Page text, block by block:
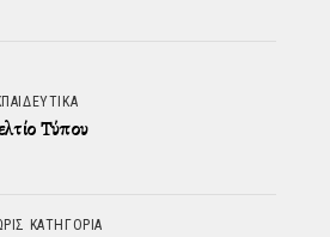
Τύπου
ΚΑΤΗΓΟΡΊΑ